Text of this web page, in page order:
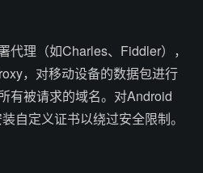
代理（如Charles、Fiddler），
，对移动设备的数据包进行
有被请求的域名。对Android
自定义证书以绕过安全限制。